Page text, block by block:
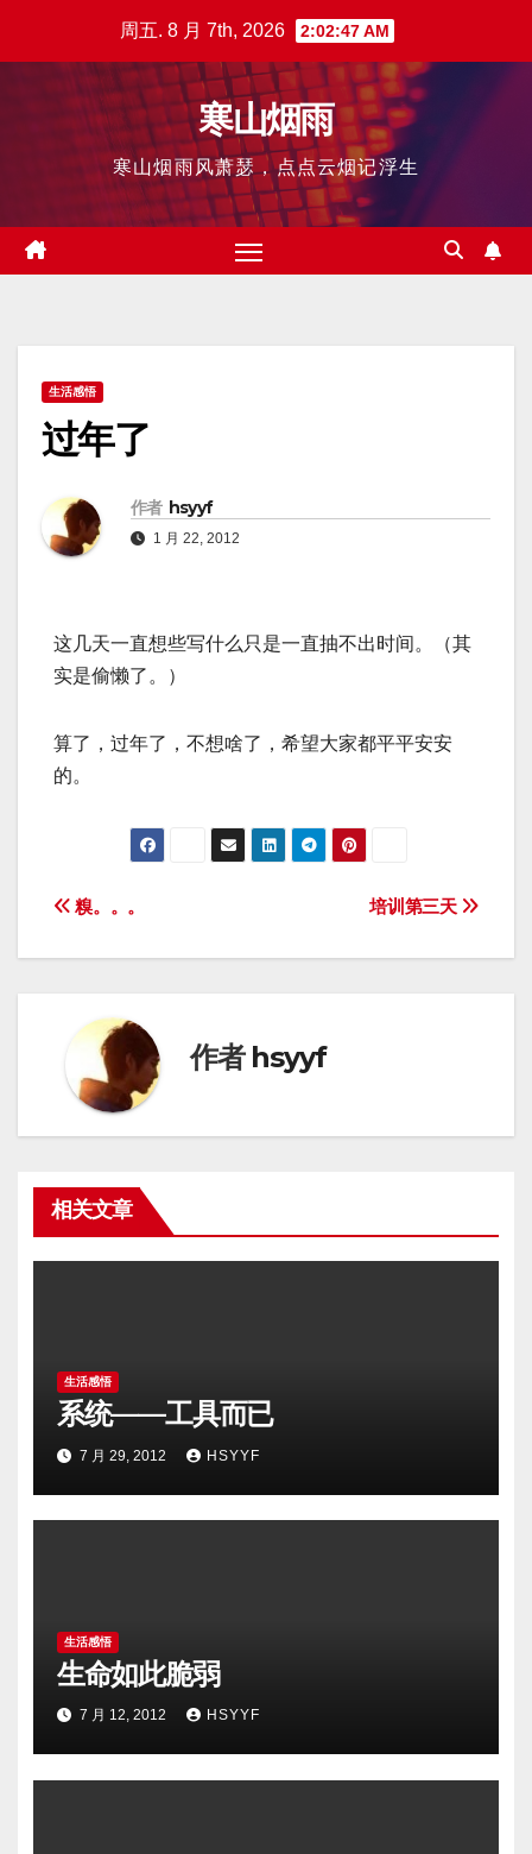
周五. 8 月 7th, 2026 2:02:48 AM
寒山烟雨
寒山烟雨风萧瑟，点点云烟记浮生
生活感悟
过年了
作者 hsyyf
1 月 22, 2012
这几天一直想些写什么只是一直抽不出时间。（其
实是偷懒了。）
算了，过年了，不想啥了，希望大家都平平安安
的。
文
章
培训第三天
糗。。。
作者 hsyyf
相关文章
生活感悟
系统——工具而已
7 月 29, 2012 HSYYF
生活感悟
生命如此脆弱
7 月 12, 2012 HSYYF